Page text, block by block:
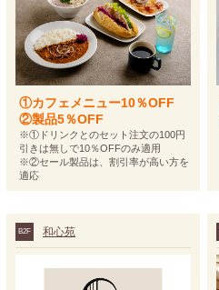
①カフェメニュー10％OFF
②製品5％OFF
※①ドリンクとのセット注文の100円
引きは無しで10％OFFのみ適用
※②セール製品は、割引率が高い方を
適応
B2F 和心苑